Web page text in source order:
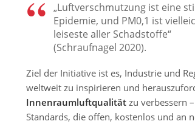
„Luftverschmutzung ist eine
Epidemie, und PM0,1 ist
leiseste aller Schadstoffe“
(Schraufnagel 2020).
Ziel der Initiative ist es, Industrie und
weltweit zu inspirieren und
Innenraumluftqualitätzu verbessern
Standards, die offen, kostenlos und an